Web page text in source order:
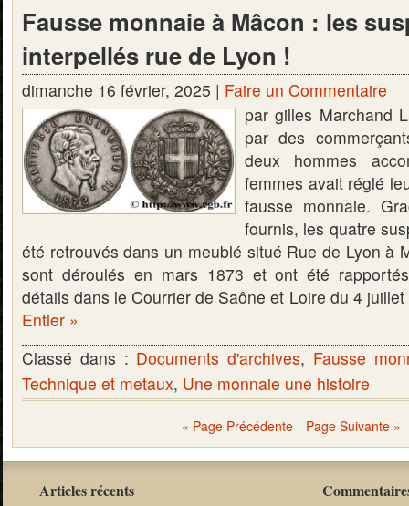
Fausse monnaie à Mâcon : les
interpellés rue de Lyon !
dimanche 16 février, 2025 | Faire un Commentaire
par gilles Marchand
par des
deux hommes
femmes avait réglé
fausse monnaie.
fournis, les quatre
été retrouvés dans un meublé situé Rue de Lyon à
sont déroulés en mars 1873 et ont été
détails dans le Courrier de Saône et Loire du 4
Entier »
Classé dans : Documents d'archives, Fausse
Technique et metaux, Une monnaie une histoire
« Page Précédente Page Suivante »
Articles récents